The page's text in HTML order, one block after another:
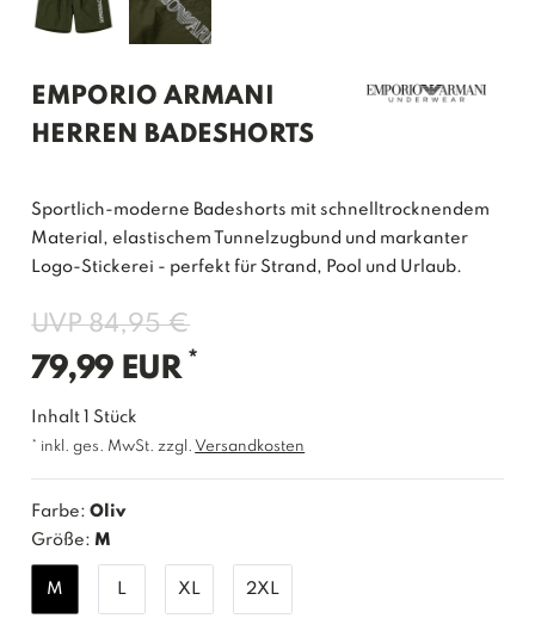
EMPORIO ARMANI
HERREN BADESHORTS
Sportlich-moderne Badeshorts mit schnelltrocknendem
Material, elastischem Tunnelzugbund und markanter
Logo-Stickerei - perfekt für Strand, Pool und Urlaub.
UVP 84,95 €
79,99 EUR *
Inhalt1Stück
* inkl. ges. MwSt. zzgl. Versandkosten
Farbe:Oliv
Größe: M
M L XL 2XL